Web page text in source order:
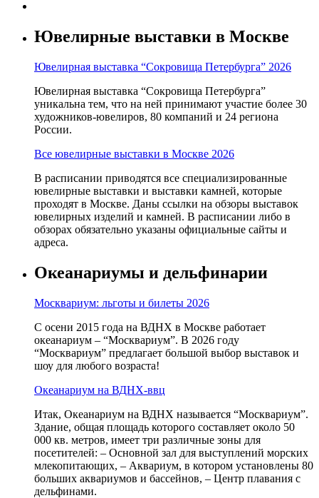
Ювелирные выставки в Москве
Ювелирная выставка “Сокровища Петербурга” 2026
Ювелирная выставка “Сокровища Петербурга”
уникальна тем, что на ней принимают участие более 30
художников-ювелиров, 80 компаний и 24 региона
России.
Все ювелирные выставки в Москве 2026
В расписании приводятся все специализированные
ювелирные выставки и выставки камней, которые
проходят в Москве. Даны ссылки на обзоры выставок
ювелирных изделий и камней. В расписании либо в
обзорах обязательно указаны официальные сайты и
адреса.
Океанариумы и дельфинарии
Москвариум: льготы и билеты 2026
С осени 2015 года на ВДНХ в Москве работает
океанариум – “Москвариум”. В 2026 году
“Москвариум” предлагает большой выбор выставок и
шоу для любого возраста!
Океанариум на ВДНХ-ввц
Итак, Океанариум на ВДНХ называется “Москвариум”.
Здание, общая площадь которого составляет около 50
000 кв. метров, имеет три различные зоны для
посетителей: – Основной зал для выступлений морских
млекопитающих, – Аквариум, в котором установлены 80
больших аквариумов и бассейнов, – Центр плавания с
дельфинами.